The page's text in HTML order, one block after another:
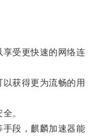
受更快速的网络连
获得更为流畅的用
。
段，麒麟加速器能